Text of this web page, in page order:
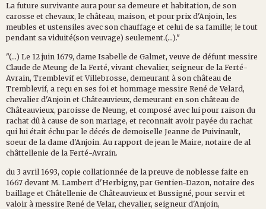
La future survivante aura pour sa demeure et habitation, de son
carosse et chevaux, le château, maison, et pour prix d'Anjoin, les
meubles et ustensiles avec son chauffage et celui de sa famille; le tout
pendant sa viduité(son veuvage) seulement.(...)."
"(...) Le 12 juin 1679, dame Isabelle de Galmet, veuve de défunt messire
Claude de Meung de la Ferté, vivant chevalier, seigneur de la Ferté-
Avrain, Tremblevif et Villebrosse, demeurant à son château de
Tremblevif, a reçu en ses foi et hommage messire René de Velard,
chevalier d'Anjoin et Châteauvieux, demeurant en son château de
Châteauvieux, paroisse de Neung, et composé avec lui pour raison du
rachat dû à cause de son mariage, et reconnait avoir payée du rachat
qui lui était échu par le décés de demoiselle Jeanne de Puivinault,
soeur de la dame d'Anjoin. Au rapport de jean le Maire, notaire de al
châttellenie de la Ferté-Avrain.
du 3 avril 1693, copie collationnée de la preuve de noblesse faite en
1667 devant M. Lambert d'Herbigny, par Gentien-Dazon, notaire des
baillage et Châtellenie de Châteauvieux et Bussigné, pour servir et
valoir à messire René de Velar, chevalier, seigneur d'Anjoin,